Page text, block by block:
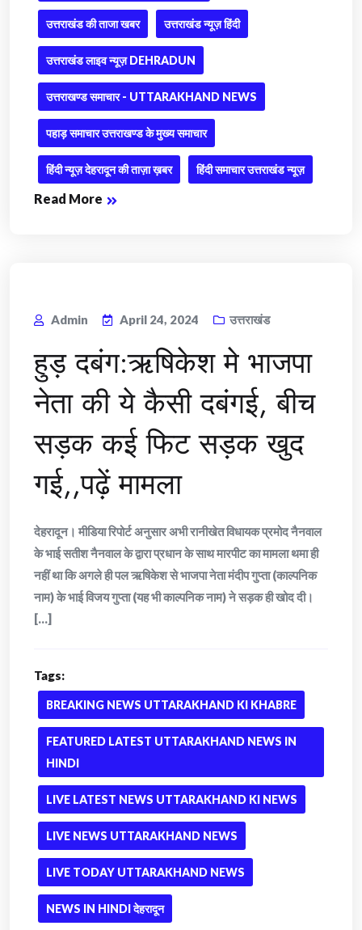
उत्तराखंड की ताजा खबर उत्तराखंड न्यूज़ हिंदी
उत्तराखंड लाइव न्यूज़ DEHRADUN
उत्तराखण्ड समाचार - UTTARAKHAND NEWS
पहाड़ समाचार उत्तराखण्ड के मुख्य समाचार
हिंदी न्यूज़ देहरादून की ताज़ा ख़बर हिंदी समाचार उत्तराखंड न्यूज़
Read More
Admin April 24, 2024 उत्तराखंड
हुड़ दबंग:ऋषिकेश मे भाजपा
नेता की ये कैसी दबंगई, बीच
सड़क कई फिट सड़क खुद
गई,,पढ़ें मामला
देहरादून। मीडिया रिपोर्ट अनुसार अभी रानीखेत विधायक प्रमोद नैनवाल
के भाई सतीश नैनवाल के द्वारा प्रधान के साथ मारपीट का मामला थमा ही
नहीं था कि अगले ही पल ऋषिकेश से भाजपा नेता मंदीप गुप्ता (काल्पनिक
नाम) के भाई विजय गुप्ता (यह भी काल्पनिक नाम) ने सड़क ही खोद दी।
[...]
Tags:
BREAKING NEWS UTTARAKHAND KI KHABRE
FEATURED LATEST UTTARAKHAND NEWS IN
HINDI
LIVE LATEST NEWS UTTARAKHAND KI NEWS
LIVE NEWS UTTARAKHAND NEWS
LIVE TODAY UTTARAKHAND NEWS
NEWS IN HINDI देहरादून